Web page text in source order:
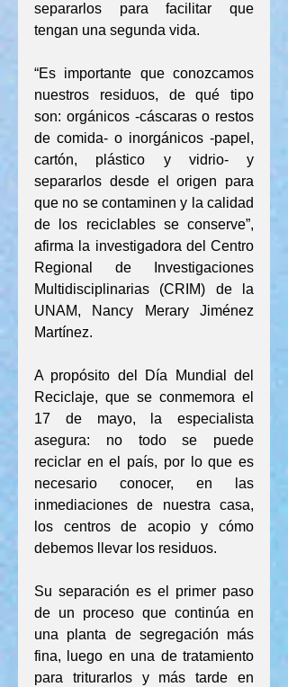
separarlos para facilitar que
tengan una segunda vida.
“Es importante que conozcamos
nuestros residuos, de qué tipo
son: orgánicos -cáscaras o restos
de comida- o inorgánicos -papel,
cartón, plástico y vidrio- y
separarlos desde el origen para
que no se contaminen y la calidad
de los reciclables se conserve”,
afirma la investigadora del Centro
Regional de Investigaciones
Multidisciplinarias (CRIM) de la
UNAM, Nancy Merary Jiménez
Martínez.
A propósito del Día Mundial del
Reciclaje, que se conmemora el
17 de mayo, la especialista
asegura: no todo se puede
reciclar en el país, por lo que es
necesario conocer, en las
inmediaciones de nuestra casa,
los centros de acopio y cómo
debemos llevar los residuos.
Su separación es el primer paso
de un proceso que continúa en
una planta de segregación más
fina, luego en una de tratamiento
para triturarlos y más tarde en